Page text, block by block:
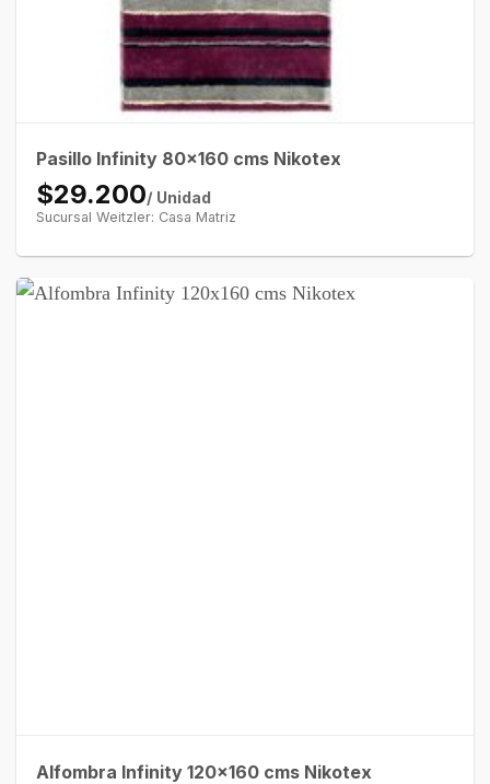
Pasillo Infinity 80×160 cms Nikotex
$29.200/ Unidad
Sucursal Weitzler: Casa Matriz
Alfombra Infinity 120×160 cms Nikotex